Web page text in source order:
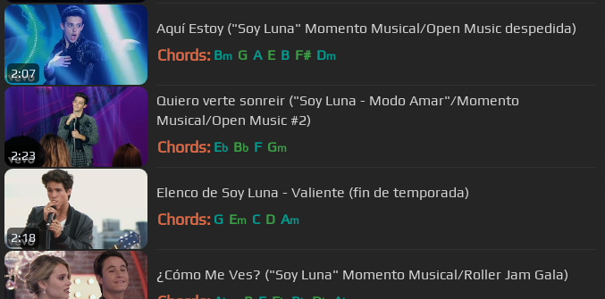
2:07
Aquí Estoy ("Soy Luna" Momento Musical/Open Music despedida)
Chords: Bm G A E B F# Dm
2:23
Quiero verte sonreir ("Soy Luna - Modo Amar"/Momento
Musical/Open Music #2)
Chords: Eb Bb F Gm
2:18
Elenco de Soy Luna - Valiente (fin de temporada)
Chords: G Em C D Am
¿Cómo Me Ves? ("Soy Luna" Momento Musical/Roller Jam Gala)